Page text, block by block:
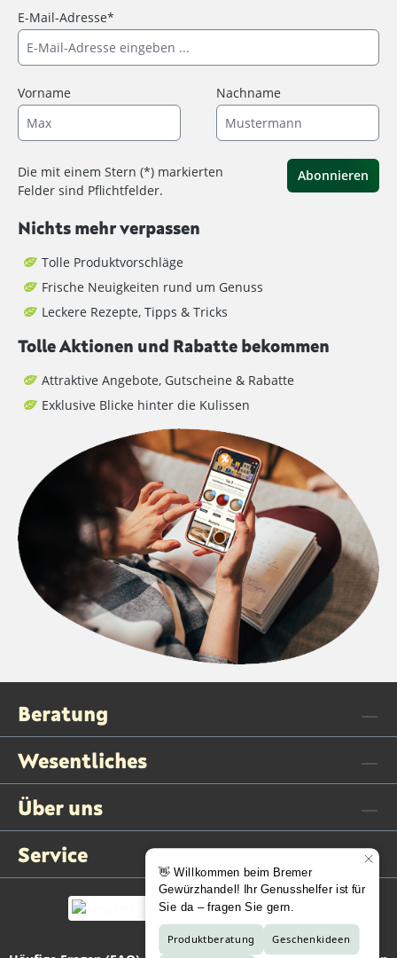
E-Mail-Adresse*
Vorname Nachname
Die mit einem Stern (*) markierten
Felder sind Pflichtfelder.
Abonnieren
Nichts mehr verpassen
Tolle Produktvorschläge
Frische Neuigkeiten rund um Genuss
Leckere Rezepte, Tipps & Tricks
Tolle Aktionen und Rabatte bekommen
Attraktive Angebote, Gutscheine & Rabatte
Exklusive Blicke hinter die Kulissen
Beratung
Wesentliches
Über uns
Service